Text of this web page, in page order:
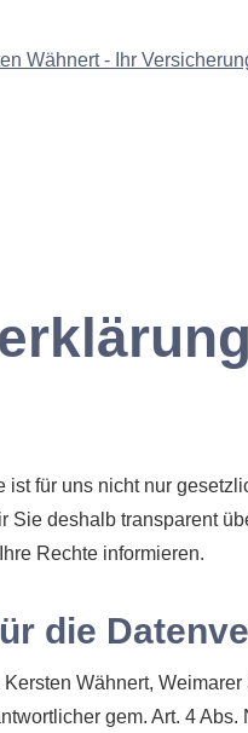
für uns nicht nur
Sie deshalb transparent
Rechte informieren.
die
Wähnert,
gem. Art. 4